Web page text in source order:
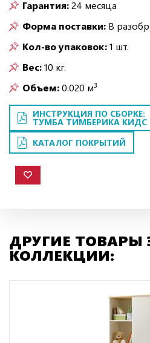
Гарантия:24 месяца
Форма поставки: В
Кол-во упаковок:1 шт.
Вес:10 кг.
Объем:0.020 м3
ИНСТРУКЦИЯ ПО СБОРКЕ:
ТУМБА ТИМБЕРИКА
КАТАЛОГ ПОКРЫТИЙ
ДРУГИЕ ТОВАРЫ
КОЛЛЕКЦИИ: